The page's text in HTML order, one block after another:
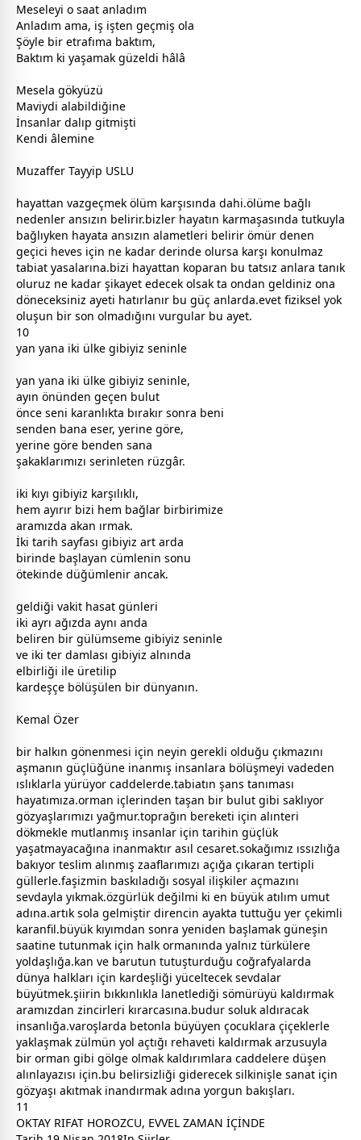
Meseleyi o saat anladım
Anladım ama, iş işten geçmiş ola
Şöyle bir etrafıma baktım,
Baktım ki yaşamak güzeldi hâlâ
Mesela gökyüzü
Maviydi alabildiğine
İnsanlar dalıp gitmişti
Kendi âlemine
Muzaffer Tayyip USLU
hayattan vazgeçmek ölüm karşısında dahi.ölüme bağlı
nedenler ansızın belirir.bizler hayatın karmaşasında tutkuyla
bağlıyken hayata ansızın alametleri belirir ömür denen
geçici heves için ne kadar derinde olursa karşı konulmaz
tabiat yasalarına.bizi hayattan koparan bu tatsız anlara tanık
oluruz ne kadar şikayet edecek olsak ta ondan geldiniz ona
döneceksiniz ayeti hatırlanır bu güç anlarda.evet fiziksel yok
oluşun bir son olmadığını vurgular bu ayet.
10
yan yana iki ülke gibiyiz seninle
yan yana iki ülke gibiyiz seninle,
ayın önünden geçen bulut
önce seni karanlıkta bırakır sonra beni
senden bana eser, yerine göre,
yerine göre benden sana
şakaklarımızı serinleten rüzgâr.
iki kıyı gibiyiz karşılıklı,
hem ayırır bizi hem bağlar birbirimize
aramızda akan ırmak.
İki tarih sayfası gibiyiz art arda
birinde başlayan cümlenin sonu
ötekinde düğümlenir ancak.
geldiği vakit hasat günleri
iki ayrı ağızda aynı anda
beliren bir gülümseme gibiyiz seninle
ve iki ter damlası gibiyiz alnında
elbirliği ile üretilip
kardeşçe bölüşülen bir dünyanın.
Kemal Özer
bir halkın gönenmesi için neyin gerekli olduğu çıkmazını
aşmanın güçlüğüne inanmış insanlara bölüşmeyi vadeden
ıslıklarla yürüyor caddelerde.tabiatın şans tanıması
hayatımıza.orman içlerinden taşan bir bulut gibi saklıyor
gözyaşlarımızı yağmur.toprağın bereketi için alınteri
dökmekle mutlanmış insanlar için tarihin güçlük
yaşatmayacağına inanmaktır asıl cesaret.sokağımız ıssızlığa
bakıyor teslim alınmış zaaflarımızı açığa çıkaran tertipli
güllerle.faşizmin baskıladığı sosyal ilişkiler açmazını
sevdayla yıkmak.özgürlük değilmi ki en büyük atılım umut
adına.artık sola gelmiştir direncin ayakta tuttuğu yer çekimli
karanfil.büyük kıyımdan sonra yeniden başlamak güneşin
saatine tutunmak için halk ormanında yalnız türkülere
yoldaşlığa.kan ve barutun tutuşturduğu coğrafyalarda
dünya halkları için kardeşliği yüceltecek sevdalar
büyütmek.şiirin bıkkınlıkla lanetlediği sömürüyü kaldırmak
aramızdan zincirleri kırarcasına.budur soluk aldıracak
insanlığa.varoşlarda betonla büyüyen çocuklara çiçeklerle
yaklaşmak zülmün yol açtığı rehaveti kaldırmak arzusuyla
bir orman gibi gölge olmak kaldırımlara caddelere düşen
alınlayazısı için.bu belirsizliği giderecek silkinişle sanat için
gözyaşı akıtmak inandırmak adına yorgun bakışları.
11
OKTAY RIFAT HOROZCU, EVVEL ZAMAN İÇİNDE